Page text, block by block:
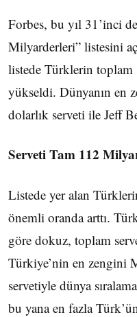
Forbes, bu yıl 31’inci
Milyarderleri” listesini
listede Türklerin
yükseldi. Dünyanın en
dolarlık serveti ile Jeff
Serveti Tam 112
Listede yer alan
önemli oranda arttı.
göre dokuz, toplam
Türkiye’nin en zengini
servetiyle dünya
bu yana en fazla